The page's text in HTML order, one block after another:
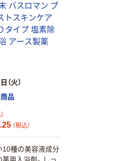
バス ロマ ン プ
ト スキ ンケア
タイ プ 塩素 除
アー ス製薬
（火）
品
（税込）
10種の美容液成分
薬用 入浴剤 。 しっ